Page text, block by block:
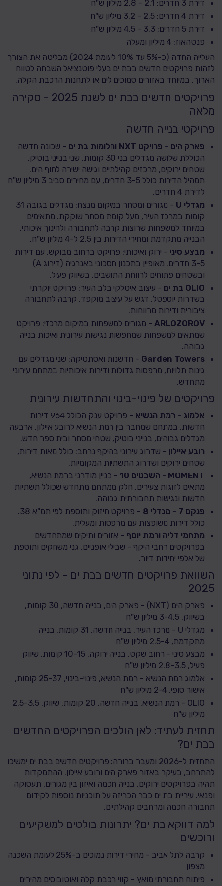
דירת 3 חדרים: 2.1 - 2.8 מיליון ש"ח
דירת 4 חדרים: 2.5 - 3.2 מיליון ש"ח
דירת 5 חדרים: 3.3 - 4.5 מיליון ש"ח
פנטהאוז: 4 מיליון ומעלה
העלייה החדה (כ-5% עד 10% לעומת 2024) מבליטה את הצורך
לזהות פרויקטים חדשים בבת ים בעלי פוטנציאל השבחה לטווח
הארוך, במיוחד באזורים סמוכים לים או לתחנות הרכבת הקלה.
פרויקטים חדשים בבת ים לשנת 2025 - סקירה
מלאה
פרויקטי בנייה חדשה
פארק הים - פרויקט NXT וחלומות בת ים
- שכונה חדשה
הכוללת שלושה מגדלים בני 30 קומות, שני בנייני בוטיק,
שטחים ירוקים, מרכזים קהילתיים וגישה ישירה לחוף הים.
תמהיל הדירות כולל 3-5 חדרים, עם מחירים סביב 3 מיליון ש"ח
לדירת 4 חדרים.
מגדלי U
- מגורים ומסחר במיקום מנצח: מגדלים בגובה 31
קומות במרכז העיר, מעל קומת מסחר שוקקת. מתאימים
במיוחד למשפחות שרוצות קרבה לתחבורה ולחינוך איכותי.
הבנייה מתקדמת ומחירי הדירות בין 2.5 ל-4 מיליון ש"ח.
מבצע סיני - ירוק ואיכותי: פרויקט ברחוב מבוקש, עם דירות
3-5 חדרים. מאופיין בתכנון חסכוני באנרגיה (דירוג A)
ובשטחים פתוחים לרווחת התושבים. בשיווק פעיל.
OLIO בת ים
- עיצוב איטלקי בלב העיר: פרויקט יוקרתי
בשדרות יוספטל. דגש על עיצוב מוקפד, קרבה לתחבורה
ציבורית ודירות מרווחות.
ARLOZOROV - מגורים למשפחות במיקום מרכזי: פרויקט
שמתאים למשפחות שמחפשות נגישות עירונית ואיכות בנייה
גבוהה.
Garden Towers - חדשנות ואסתטיקה: שני מגדלים עם
גינות תלויות, מרפסות גדולות ודירות איכותיות במתחם עירוני
מתחדש.
פרויקטים של פינוי-בינוי והתחדשות עירונית
אלמוג - רמת הנשיא
- פרויקט ענק הכולל 964 דירות
חדשות, במתחם שמחבר בין רמת הנשיא לרובע איילון. ארבעה
מגדלים גבוהים, בנייני בוטיק, שטחי מסחר ובית ספר חדש.
רובע איילון - שדרוג עירוני בהיקף נרחב: כולל מאות דירות,
שטחים ירוקים ושדרוג התשתיות המקומיות.
MOMENT - השבטים 10
- בניין מודרני ברמת הנשיא,
מתאים לזוגות צעירים. חלק ממתחם מתחדש שכולל תשתיות
חדשות ונגישות תחבורתית גבוהה.
פנקס 7 - מנדלי 8
- פרויקט חיזוק ותוספת לפי תמ"א 38.
כולל דירות משופצות עם מרפסות ומעלית.
מתחמי דליה ורמת יוסף - אזורים ותיקים שמתחדשים
בפרויקטים רחבי היקף - שבילי אופניים, גני משחקים ותוספת
של אלפי יחידות דיור.
השוואת פרויקטים חדשים בבת ים - לפי נתוני
2025
פארק הים (NXT) - פארק הים, בנייה חדשה, 30 קומות,
בשיווק, 3-4.5 מיליון ש"ח
מגדלי U - מרכז העיר, בנייה חדשה, 31 קומות, בנייה
מתקדמת, 2.5-4 מיליון ש"ח
מבצע סיני - רחוב שקט, בנייה ירוקה, 10-15 קומות, שיווק
פעיל, 2.8-3.5 מיליון ש"ח
אלמוג רמת הנשיא - רמת הנשיא, פינוי-בינוי, 25-37 קומות,
אישור סופי, 2-4 מיליון ש"ח
OLIO - רמת הנשיא, בנייה חדשה, 20 קומות, שיווק, 2.5-3.5
מיליון ש"ח
תחזית לעתיד: לאן הולכים הפרויקטים החדשים
בבת ים?
התחזית ל-2026 ומעבר ברורה: פרויקטים חדשים בבת ים ימשיכו
להתרחב, בעיקר באזור פארק הים ורובע איילון. ההתמקדות
תהיה בפרויקטים ירוקים, בנייה חכמה ואיזון בין מגורים, תעסוקה
ופנאי. עיריית בת ים כבר הכריזה על תוכניות נוספות לקידום
תחבורה חכמה ומרחבים קהילתיים.
למה דווקא בת ים? יתרונות בולטים למשקיעים
ורוכשים
קרבה לתל אביב - מחירי דירות נמוכים ב-25% לעומת השכנה
מצפון
פיתוח תחבורתי מואץ - קווי רכבת קלה ואוטובוסים מהירים